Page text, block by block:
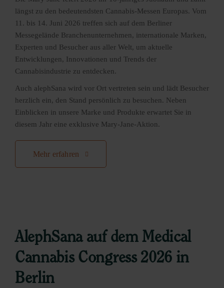
längst zu den bedeutendsten Cannabis-Messen Europas. Vom
11. bis 14. Juni 2026 treffen sich auf dem Berliner
Messegelände Branchenunternehmen, internationale Marken,
Experten und Besucher aus aller Welt, um aktuelle
Entwicklungen, Innovationen und Trends der
Cannabisindustrie zu entdecken.
Auch alephSana wird vor Ort vertreten sein und lädt Besucher
herzlich ein, den Stand persönlich zu besuchen. Neben
Einblicken in unsere Marke und Produkte erwartet Sie in
diesem Jahr eine exklusive Mary-Jane-Aktion.
Mehr erfahren
AlephSana auf dem Medical
Cannabis Congress 2026 in
Berlin